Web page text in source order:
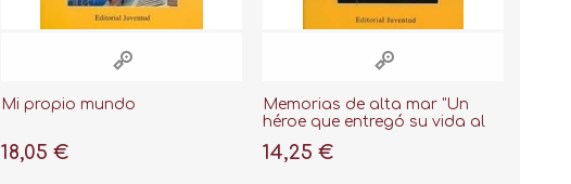
Mi propio mundo
18,05 €
Memorias de alta mar "Un
héroe que entregó su vida al
14,25 €